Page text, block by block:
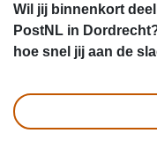
Wil jij binnenkort
PostNL in
hoe snel jij aan de